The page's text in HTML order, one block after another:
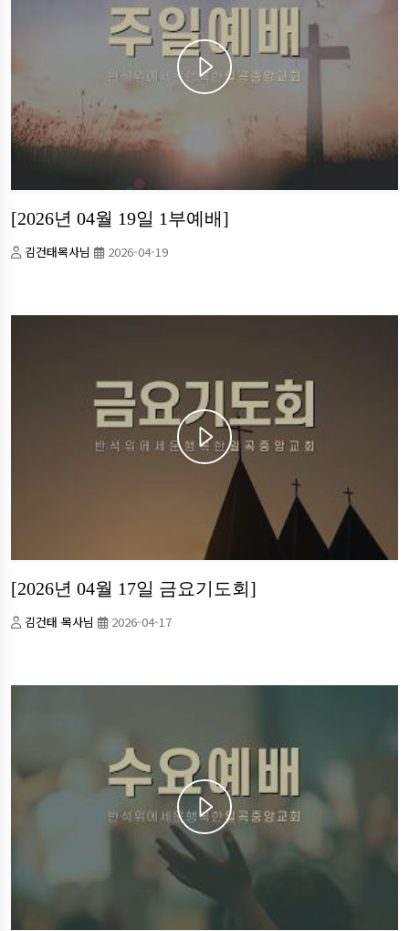
[2026년 04월 19일 1부예배]
김건태목사님 2026-04-19
[2026년 04월 17일 금요기도회]
김건태 목사님 2026-04-17